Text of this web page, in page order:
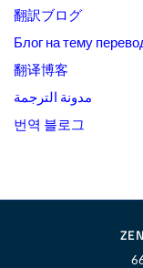
翻訳ブログ
Блог на тему
翻译博客
مدونة الترجمة
번역 블로그